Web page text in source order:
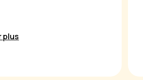
plus